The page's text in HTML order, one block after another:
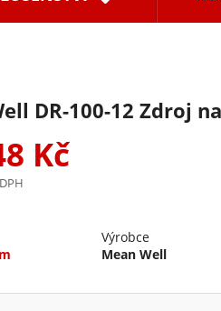
DR-100-12 Zdroj
Kč
Výrobce
Mean Well